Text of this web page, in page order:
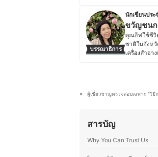
Artist ที่
แล้ว คุณเกษ
และอุปกรณ์
มั่นใจและบ่
ประวัติขอ
บรรณาธิการ
นักเขียนปร
ขวัญชนก
คุณอีฟใช้ชีวิ
ชาติในจังห
เครื่องสำอ
ชอบทดลอง
ผู้เชี่ยวชาญตรวจสอบเฉพาะ "วิธี
สารบัญ
Why You Can Trust Us